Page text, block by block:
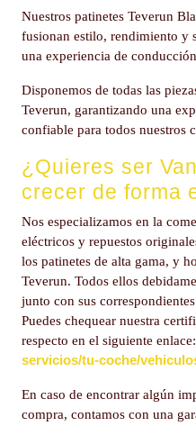
Nuestros patinetes Teverun
fusionan estilo, rendimiento y
una experiencia de
Disponemos de todas las
Teverun, garantizando una
confiable para todos nuestros
¿Quieres ser
crecer de forma
Nos especializamos en la
eléctricos y repuestos
los patinetes de alta gama, y
Teverun. Todos ellos
junto con sus
Puedes chequear nuestra
respecto en el siguiente enlace:
servicios/tu-coche/
En caso de encontrar algún
compra, contamos con una